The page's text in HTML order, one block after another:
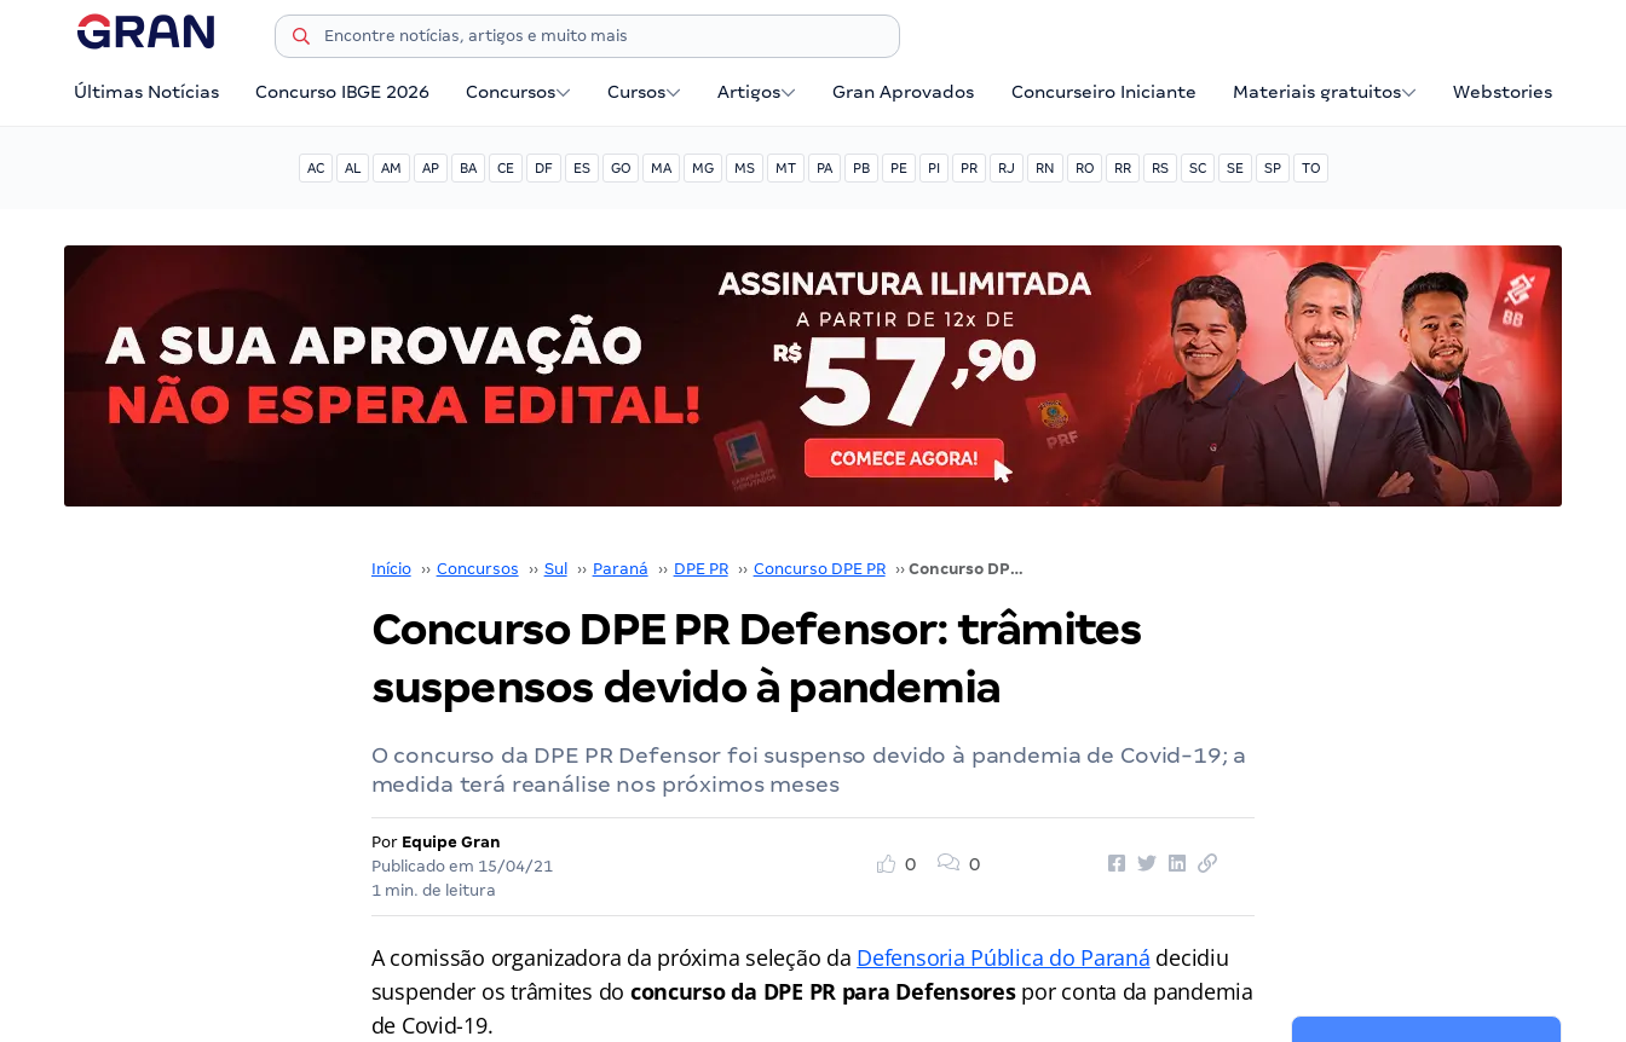
Últimas Notícias Concurso IBGE 2026 Concursos Cursos Artigos Gran Aprovados Concurseiro Iniciante Materiais gratuitos Webstories
AC AL AM AP BA CE DF ES GO MA MG MS MT PA PB PE PI PR RJ RN RO RR RS SC SE SP TO
Início ›› Concursos ›› Sul ›› Paraná ›› DPE PR ›› Concurso DPE PR ›› Concurso DPE PR Defensor: trâmites suspensos devido à pandemia
Concurso DPE PR Defensor: trâmites
suspensos devido à pandemia
O concurso da DPE PR Defensor foi suspenso devido à pandemia de Covid-19; a
medida terá reanálise nos próximos meses
Por Equipe Gran
Publicado em 15/04/21
1 min. de leitura
0 0
A comissão organizadora da próxima seleção da Defensoria Pública do Paraná decidiu
suspender os trâmites do concurso da DPE PR para Defensores por conta da pandemia
de Covid-19.